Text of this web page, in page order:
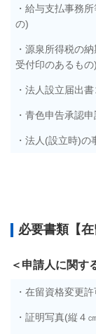
・給与支払事務
の)
・源泉所得税の
受付印のあるもの)
・法人設立届出
・青色申告承認
・法人(設立時)
必要書類【
＜申請人に関す
・在留資格変更
・証明写真(縦